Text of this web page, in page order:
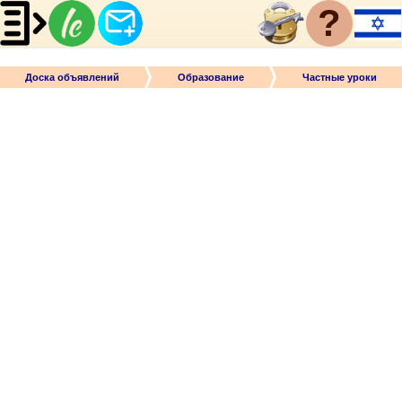
?
Доска объявлений Образование Частные уроки